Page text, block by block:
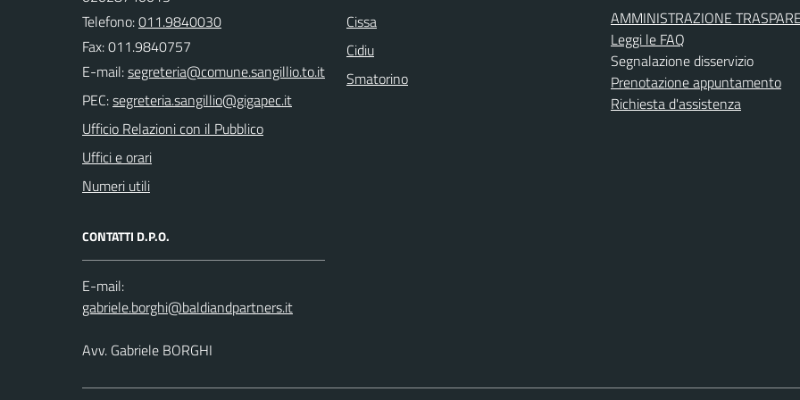
Telefono:011.9840030
Fax: 011.9840757
E-mail:
PEC:
Ufficio Relazioni con il Pubblico
Uffici e orari
Numeri utili
CONTATTI D.P.O.
E-mail:
Avv. Gabriele BORGHI
Cissa
Cidiu
Smatorino
AMMINISTRAZIONE
Leggi le FAQ
Segnalazione disservizio
Prenotazione appuntamento
Richiesta d'assistenza